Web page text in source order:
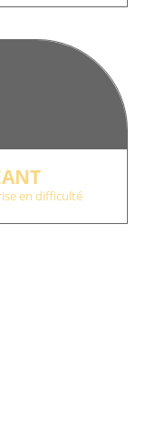
en difficulté